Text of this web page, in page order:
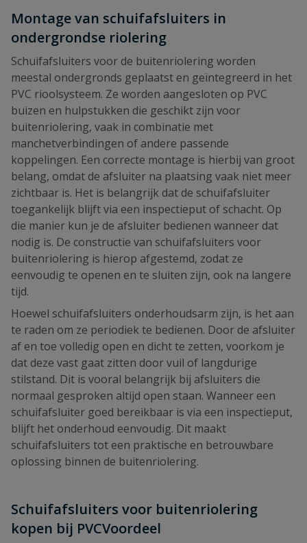
Montage van schuifafsluiters in
ondergrondse riolering
Schuifafsluiters voor de buitenriolering worden
meestal ondergronds geplaatst en geïntegreerd in het
PVC rioolsysteem. Ze worden aangesloten op PVC
buizen en hulpstukken die geschikt zijn voor
buitenriolering, vaak in combinatie met
manchetverbindingen of andere passende
koppelingen. Een correcte montage is hierbij van groot
belang, omdat de afsluiter na plaatsing vaak niet meer
zichtbaar is. Het is belangrijk dat de schuifafsluiter
toegankelijk blijft via een inspectieput of schacht. Op
die manier kun je de afsluiter bedienen wanneer dat
nodig is. De constructie van schuifafsluiters voor
buitenriolering is hierop afgestemd, zodat ze
eenvoudig te openen en te sluiten zijn, ook na langere
tijd.
Hoewel schuifafsluiters onderhoudsarm zijn, is het aan
te raden om ze periodiek te bedienen. Door de afsluiter
af en toe volledig open en dicht te zetten, voorkom je
dat deze vast gaat zitten door vuil of langdurige
stilstand. Dit is vooral belangrijk bij afsluiters die
normaal gesproken altijd open staan. Wanneer een
schuifafsluiter goed bereikbaar is via een inspectieput,
blijft het onderhoud eenvoudig. Dit maakt
schuifafsluiters tot een praktische en betrouwbare
oplossing binnen de buitenriolering.
Schuifafsluiters voor buitenriolering
kopen bij PVCVoordeel